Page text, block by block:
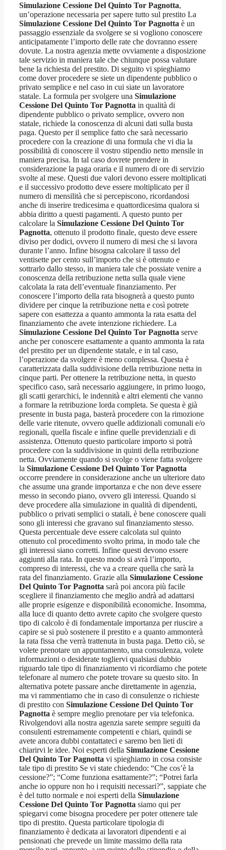
Simulazione Cessione Del Quinto Tor Pagnotta,
un’operazione necessaria per sapere tutto sul prestito La
Simulazione Cessione Del Quinto Tor Pagnotta è un
passaggio essenziale da svolgere se si vogliono conoscere
anticipatamente l’importo delle rate che dovranno essere
dovute. La nostra agenzia mette ovviamente a disposizione
tale servizio in maniera tale che chiunque possa valutare
bene la richiesta del prestito. Di seguito vi spieghiamo
come dover procedere se siete un dipendente pubblico o
privato semplice e nel caso in cui siate un lavoratore
statale. La formula per svolgere una Simulazione
Cessione Del Quinto Tor Pagnotta in qualità di
dipendente pubblico o privato semplice, ovvero non
statale, richiede la conoscenza di alcuni dati sulla busta
paga. Questo per il semplice fatto che sarà necessario
procedere con la creazione di una formula che vi dia la
possibilità di conoscere il vostro stipendio netto mensile in
maniera precisa. In tal caso dovrete prendere in
considerazione la paga oraria e il numero di ore di servizio
svolte al mese. Questi due valori devono essere moltiplicati
e il successivo prodotto deve essere moltiplicato per il
numero di mensilità che si percepiscono, ricordandosi
anche di inserire tredicesima e quattordicesima qualora si
abbia diritto a questi pagamenti. A questo punto per
calcolare la Simulazione Cessione Del Quinto Tor
Pagnotta, ottenuto il prodotto finale, questo deve essere
diviso per dodici, ovvero il numero di mesi che si lavora
durante l’anno. Infine bisogna calcolare il tasso del
ventisette per cento sull’importo che si è ottenuto e
sottrarlo dallo stesso, in maniera tale che possiate venire a
conoscenza della retribuzione netta sulla quale viene
calcolata la rata dell’eventuale finanziamento. Per
conoscere l’importo della rata bisognerà a questo punto
dividere per cinque la retribuzione netta e così potrete
sapere con esattezza a quanto ammonta la rata esatta del
finanziamento che avete intenzione richiedere. La
Simulazione Cessione Del Quinto Tor Pagnotta serve
anche per conoscere esattamente a quanto ammonta la rata
del prestito per un dipendente statale, e in tal caso,
l’operazione da svolgere è meno complessa. Questa è
caratterizzata dalla suddivisione della retribuzione netta in
cinque parti. Per ottenere la retribuzione netta, in questo
specifico caso, sarà necessario aggiungere, in primo luogo,
gli scatti gerarchici, le indennità e altri elementi che vanno
a formare la retribuzione lorda completa. Se questa è già
presente in busta paga, basterà procedere con la rimozione
delle varie ritenute, ovvero quelle addizionali comunali e/o
regionali, quella fiscale e infine quelle previdenziali e di
assistenza. Ottenuto questo particolare importo si potrà
procedere con la suddivisione in quinti della retribuzione
netta. Ovviamente quando si svolge o viene fatta svolgere
la Simulazione Cessione Del Quinto Tor Pagnotta
occorre prendere in considerazione anche un ulteriore dato
che assume una grande importanza e che non deve essere
messo in secondo piano, ovvero gli interessi. Quando si
deve procedere alla simulazione in qualità di dipendenti,
pubblico o privati semplici o statali, è bene conoscere quali
sono gli interessi che gravano sul finanziamento stesso.
Questa percentuale deve essere calcolata sul quinto
ottenuto col procedimento svolto prima, in modo tale che
gli interessi siano corretti. Infine questi devono essere
aggiunti alla rata. In questo modo si avrà l’importo,
compreso di interessi, che va a creare quella che sarà la
rata del finanziamento. Grazie alla Simulazione Cessione
Del Quinto Tor Pagnotta sarà poi ancora più facile
scegliere il finanziamento che meglio andrà ad adattarsi
alle proprie esigenze e disponibilità economiche. Insomma,
alla luce di quanto detto avrete capito che svolgere questo
tipo di calcolo è di fondamentale importanza per riuscire a
capire se si può sostenere il prestito e a quanto ammonterà
la rata fissa che verrà trattenuta in busta paga. Detto ciò, se
volete prenotare un appuntamento, una consulenza, volete
informazioni o desiderate togliervi qualsiasi dubbio
riguardo tale tipo di finanziamento vi ricordiamo che potete
telefonare al numero che potete trovare su questo sito. In
alternativa potete passare anche direttamente in agenzia,
ma vi rammentiamo che in caso di consulenze o richieste
di prestito con Simulazione Cessione Del Quinto Tor
Pagnotta è sempre meglio prenotare per via telefonica.
Rivolgendovi alla nostra agenzia sarete sempre seguiti da
consulenti estremamente competenti e chiari, quindi se
avete ancora dubbi contattateci e saremo ben lieti di
chiarirvi le idee. Noi esperti della Simulazione Cessione
Del Quinto Tor Pagnotta vi spieghiamo in cosa consiste
tale tipo di prestito Se vi state chiedendo: “Che cos’è la
cessione?”; “Come funziona esattamente?”; “Potrei farla
anche io oppure non ho i requisiti necessari?”, sappiate che
è del tutto normale e noi esperti della Simulazione
Cessione Del Quinto Tor Pagnotta siamo qui per
spiegarvi come bisogna procedere per poter ottenere tale
tipo di prestito. Questa particolare tipologia di
finanziamento è dedicata ai lavoratori dipendenti e ai
pensionati che prevede un limite massimo della rata